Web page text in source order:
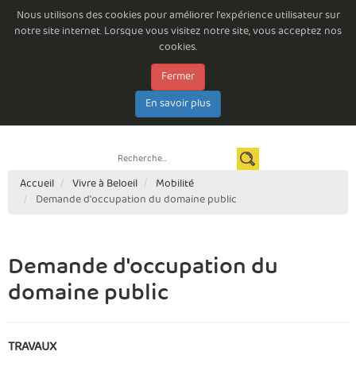
Nous utilisons des cookies pour améliorer l'expérience utilisateur sur
notre site internet. Lorsque vous visitez notre site, vous acceptez nos
cookies.
Fermer
En savoir plus
Emploi à la Commune de Beloeil Consultations permanentes
Les arrêtés du Bourgmestre Documents à télécharger
Espace citoyen
Newsletter
Règlements complémentaires de circulation routière
Accueil Vivre à Beloeil
Mobilité
Demande d'occupation du domaine public
Demande d'occupation du
domaine public
TRAVAUX